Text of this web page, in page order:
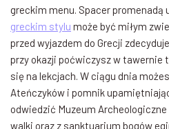
greckim menu. Spacer promenadą
greckim stylu może być miłym
przed wyjazdem do Grecji
przy okazji poćwiczysz w tawernie
się na lekcjach. W ciągu dnia
Ateńczyków i pomnik
odwiedzić Muzeum
walki oraz z sanktuarium bogów